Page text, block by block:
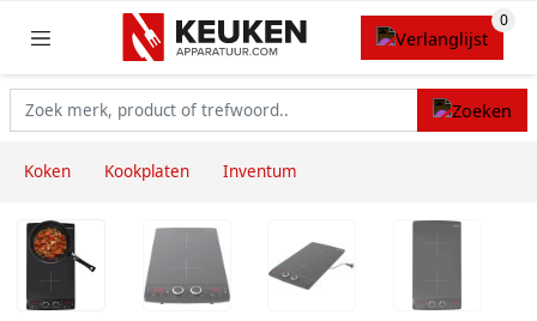
Koken Kookplaten Inventum